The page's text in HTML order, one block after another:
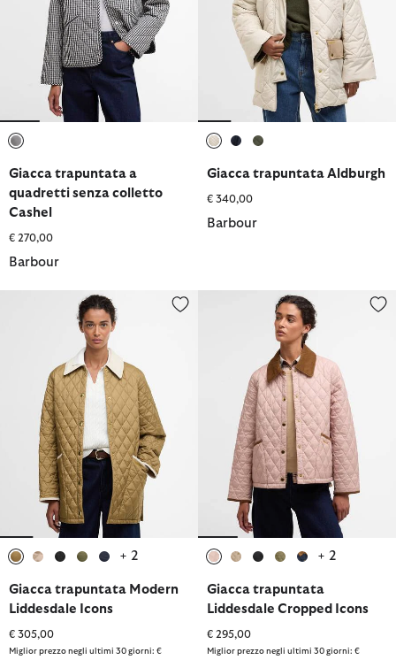
Giacca trapuntata a
quadretti senza colletto
Cashel
€ 270,00
Barbour
Giacca trapuntata Aldburgh
€ 340,00
Barbour
Giacca trapuntata Modern Liddesdale Icons
+ 2
Giacca trapuntata Modern
Liddesdale Icons
€ 305,00
Miglior prezzo negli ultimi 30 giorni: €
Giacca trapuntata Liddesdale
+ 2
Giacca trapuntata
Liddesdale Cropped Icons
€ 295,00
Miglior prezzo negli ultimi 30 giorni: €